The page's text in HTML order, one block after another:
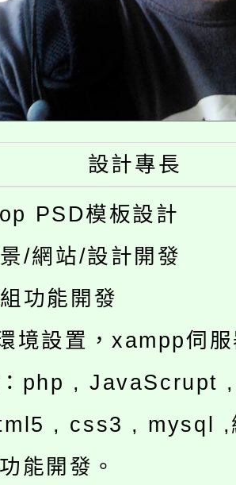
設計專長
PSD模板設計
/網站/設計開發
功能開發
境設置，xampp伺
：php , JavaScrupt
, css3 , mysql ,
能開發。